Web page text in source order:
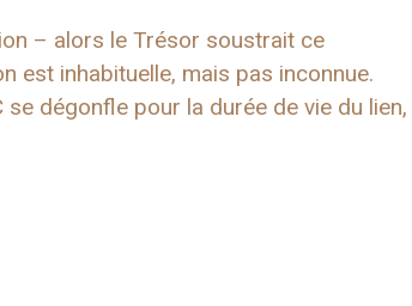
– alors le Trésor soustrait ce
est inhabituelle, mais pas inconnue.
se dégonfle pour la durée de vie du lien,